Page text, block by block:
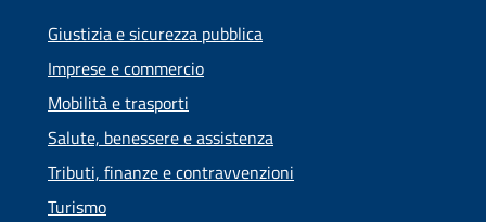
Giustizia e sicurezza pubblica
Imprese e commercio
Mobilità e trasporti
Salute, benessere e assistenza
Tributi, finanze e contravvenzioni
Turismo